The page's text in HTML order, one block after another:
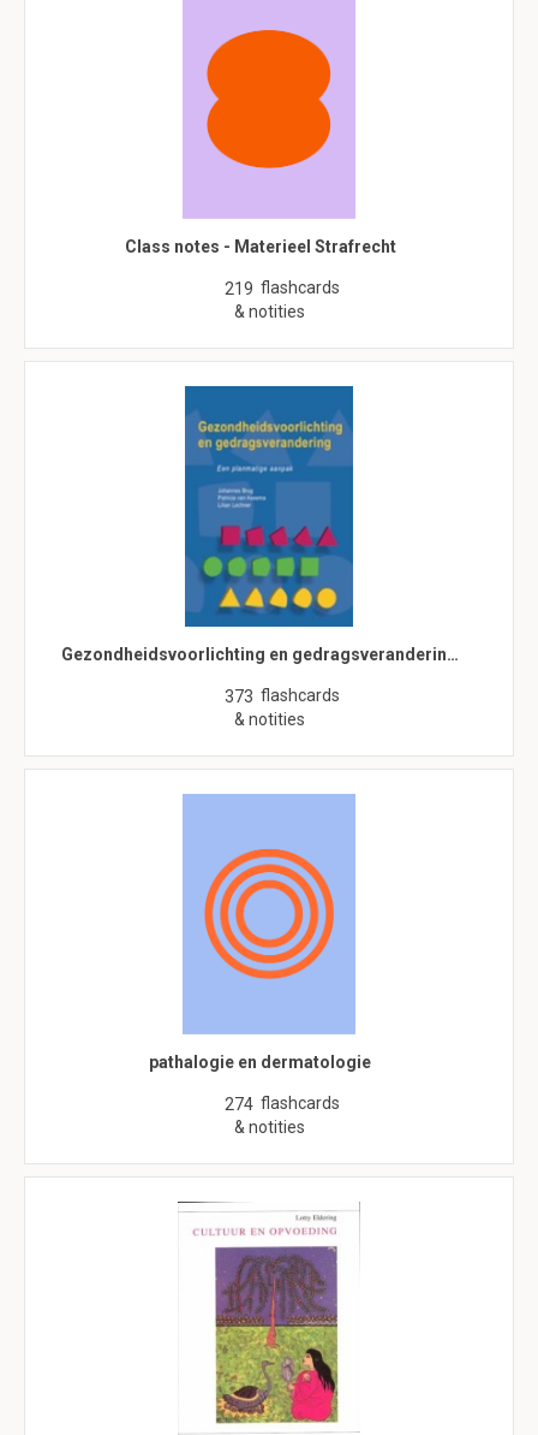
Class notes - Materieel Strafrecht
219 flashcards
& notities
Gezondheidsvoorlichting en gedragsveranderin…
373 flashcards
& notities
pathalogie en dermatologie
274 flashcards
& notities